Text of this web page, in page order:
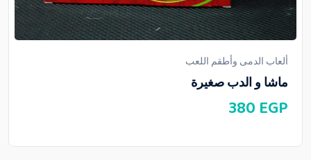
ألعاب الدمى وأطقم اللعب
ماشا و الدب صغيرة
380 EGP